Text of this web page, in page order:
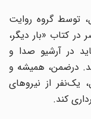
توسط گروه روایت
کتاب «بار دیگر،
در آرشیو صدا و
درضمن، همیشه و
از نیروهای
کند.